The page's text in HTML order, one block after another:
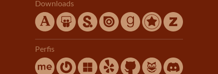
Downloads
Perfis